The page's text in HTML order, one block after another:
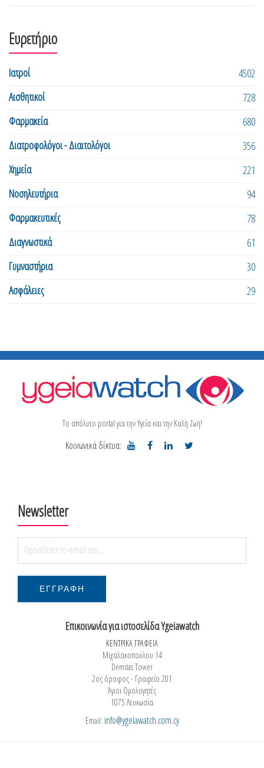
Ευρετήριο
Ιατροί
4502
Αισθητικοί
728
Φαρμακεία
680
Διατροφολόγοι - Διαιτολόγοι
356
Χημεία
221
Νοσηλευτήρια
94
Φαρμακευτικές
78
Διαγνωστικά
61
Γυμναστήρια
30
Ασφάλειες
29
Το απόλυτο portal για την Υγεία και την Καλή Ζωή!
Κοινωνικά δίκτυα:
Newsletter
Επικοινωνία για ιστοσελίδα Ygeiawatch
ΚΕΝΤΡΙΚΑ ΓΡΑΦΕΙΑ
Μιχαλακοπούλου 14
Demitas Tower
2ος όροφος - Γραφείο 201
Άγιοι Ομολογητές
1075 Λευκωσία
Email: info@ygeiawatch.com.cy